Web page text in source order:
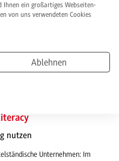
nutzen
Unternehmen: Im
ein großartiges Webseiten-
von uns verwendeten Cookies
Ablehnen